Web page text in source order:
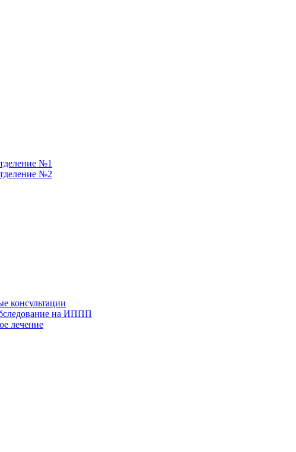
№1
№2
консультации
на ИППП
лечение